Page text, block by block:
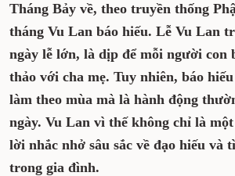
Tháng Bảy về, theo truyền thống
tháng Vu Lan báo hiếu. Lễ Vu Lan
ngày lễ lớn, là dịp để mỗi người con
thảo với cha mẹ. Tuy nhiên, báo
làm theo mùa mà là hành động
ngày. Vu Lan vì thế không chỉ là
lời nhắc nhở sâu sắc về đạo hiếu và
trong gia đình.